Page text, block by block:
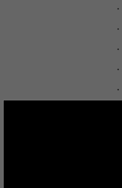
・
・
・
・
・